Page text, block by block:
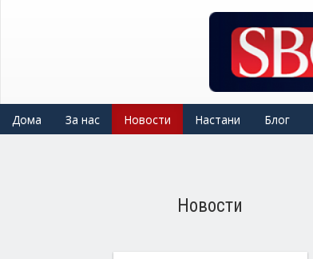
Дома За нас Новости Настани Блог
Новости